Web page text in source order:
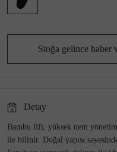
Stoğa gelince haber
Detay
Bambu lifi, yüksek nem
ile bilinir. Doğal yapısı